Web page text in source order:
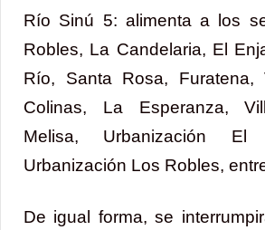
Río Sinú 5: alimenta a los
Robles, La Candelaria, El
Río, Santa Rosa, Furatena,
Colinas, La Esperanza,
Melisa, Urbanización
Urbanización Los Robles,
De igual forma, se